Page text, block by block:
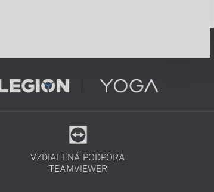
VZDIALENÁ PODPORA
TEAMVIEWER